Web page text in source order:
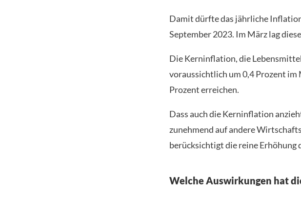
Damit dürfte das jährliche
September 2023. Im März lag
Die Kerninflation, die
voraussichtlich um 0,4 Prozent im
Prozent erreichen.
Dass auch die Kerninflation
zunehmend auf andere
berücksichtigt die reine Erhöhung
Welche Auswirkungen hat